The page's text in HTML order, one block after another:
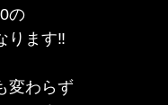
の
ります‼️
変わらず